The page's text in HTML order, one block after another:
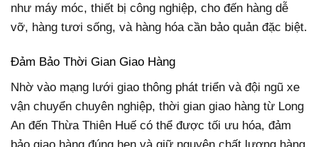
như máy móc, thiết bị công nghiệp, cho đến hàng dễ
vỡ, hàng tươi sống, và hàng hóa cần bảo quản đặc biệt.
Đảm Bảo Thời Gian Giao Hàng
Nhờ vào mạng lưới giao thông phát triển và đội ngũ xe
vận chuyển chuyên nghiệp, thời gian giao hàng từ Long
An đến Thừa Thiên Huế có thể được tối ưu hóa, đảm
bảo giao hàng đúng hẹn và giữ nguyên chất lượng hàng